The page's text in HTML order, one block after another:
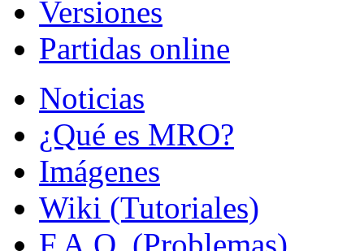
Versiones
Partidas online
Noticias
¿Qué es MRO?
Imágenes
Wiki (Tutoriales)